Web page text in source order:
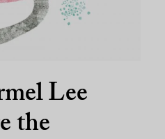
Lee
the